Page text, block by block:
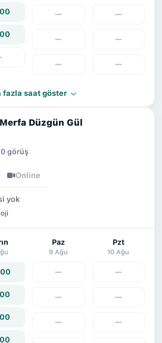
—
—
—
—
—
—
fazla saat göster
Düzgün Gül
0 görüş
Online
yok
Paz
9 Ağu
—
—
—
Pzt
10 Ağu
—
—
—